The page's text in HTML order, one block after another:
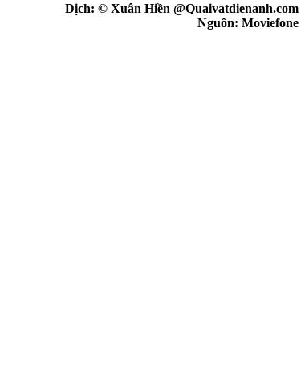
Dịch: © Xuân Hiền @Quaivatdienanh.com
Nguồn: Moviefone